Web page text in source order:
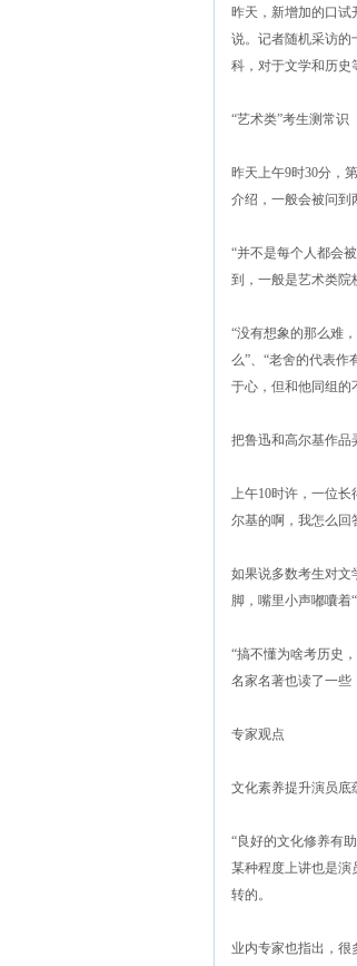
昨天，新增加的口试
说。记者随机采访的
科，对于文学和历史
“艺术类”考生测常识
昨天上午9时30分，
介绍，一般会被问到
“并不是每个人都会
到，一般是艺术类院
“没有想象的那么难
么”、“老舍的代表作
于心，但和他同组的
把鲁迅和高尔基作品
上午10时许，一位
尔基的啊，我怎么回
如果说多数考生对文
脚，嘴里小声嘟囔
“搞不懂为啥考历史
名家名著也读了一些
专家观点
文化素养提升演员底
“良好的文化修养有
某种程度上讲也是演
转的。
业内专家也指出，很